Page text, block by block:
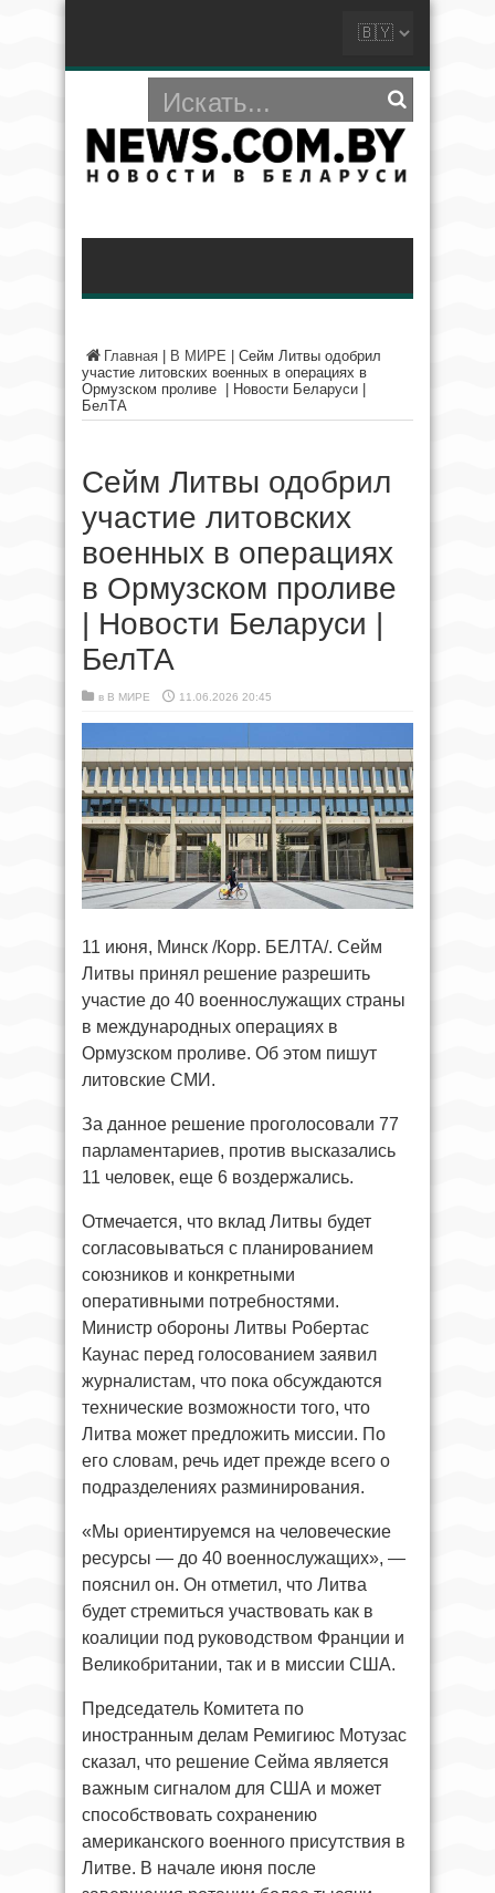
Главная В МИРЕ
Сейм Литвы одобрил
участие литовских военных в операциях в
Ормузском проливе | Новости Беларуси |
БелТА
Сейм Литвы одобрил
участие литовских
военных в операциях
в Ормузском проливе
| Новости Беларуси |
БелТА
в В МИРЕ 11.06.2026 20:45
11 июня, Минск /Корр. БЕЛТА/. Сейм
Литвы принял решение разрешить
участие до 40 военнослужащих страны
в международных операциях в
Ормузском проливе. Об этом пишут
литовские СМИ.
За данное решение проголосовали 77
парламентариев, против высказались
11 человек, еще 6 воздержались.
Отмечается, что вклад Литвы будет
согласовываться с планированием
союзников и конкретными
оперативными потребностями.
Министр обороны Литвы Робертас
Каунас перед голосованием заявил
журналистам, что пока обсуждаются
технические возможности того, что
Литва может предложить миссии. По
его словам, речь идет прежде всего о
подразделениях разминирования.
«Мы ориентируемся на человеческие
ресурсы — до 40 военнослужащих», —
пояснил он. Он отметил, что Литва
будет стремиться участвовать как в
коалиции под руководством Франции и
Великобритании, так и в миссии США.
Председатель Комитета по
иностранным делам Ремигиюс Мотузас
сказал, что решение Сейма является
важным сигналом для США и может
способствовать сохранению
американского военного присутствия в
Литве. В начале июня после